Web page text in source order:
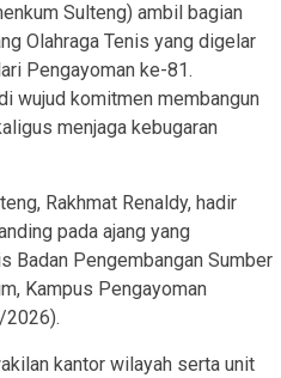
Sulteng) ambil bagian
Olahraga Tenis yang digelar
Pengayoman ke-81.
wujud komitmen membangun
menjaga kebugaran
Rakhmat Renaldy, hadir
pada ajang yang
Badan Pengembangan Sumber
Kampus Pengayoman
2026).
kantor wilayah serta unit